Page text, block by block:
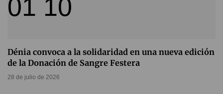
Dénia convoca a la solidaridad en una nueva edición
de la Donación de Sangre Festera
28 de julio de 2026